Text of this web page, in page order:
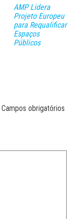
AMP Lidera
Projeto Europeu
para Requalificar
Espaços
Públicos
Campos obrigatórios